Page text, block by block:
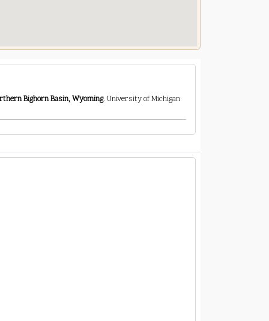
Bighorn Basin, Wyoming. University of Michigan